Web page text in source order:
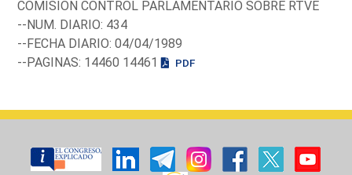
COMISION CONTROL PARLAMENTARIO SOBRE RTVE
--NUM. DIARIO: 434
--FECHA DIARIO: 04/04/1989
--PAGINAS: 14460 14461
PDF